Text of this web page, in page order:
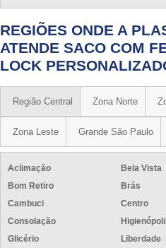
REGIÕES ONDE A
ATENDE SACO COM
LOCK
Região Central Zona Norte
Zona Leste Grande São Paulo
Aclimação
Bela Vista
Bom Retiro
Brás
Cambuci
Centro
Consolação
Glicério
Liberdade